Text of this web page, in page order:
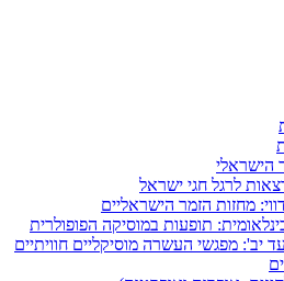
הישראלי
לרגל חגי ישראל
מחזות הזמר הישראליים
תופעות במוסיקה הפופולרית
יב': מפגשי העשרה מוסיקליים חוויתיים